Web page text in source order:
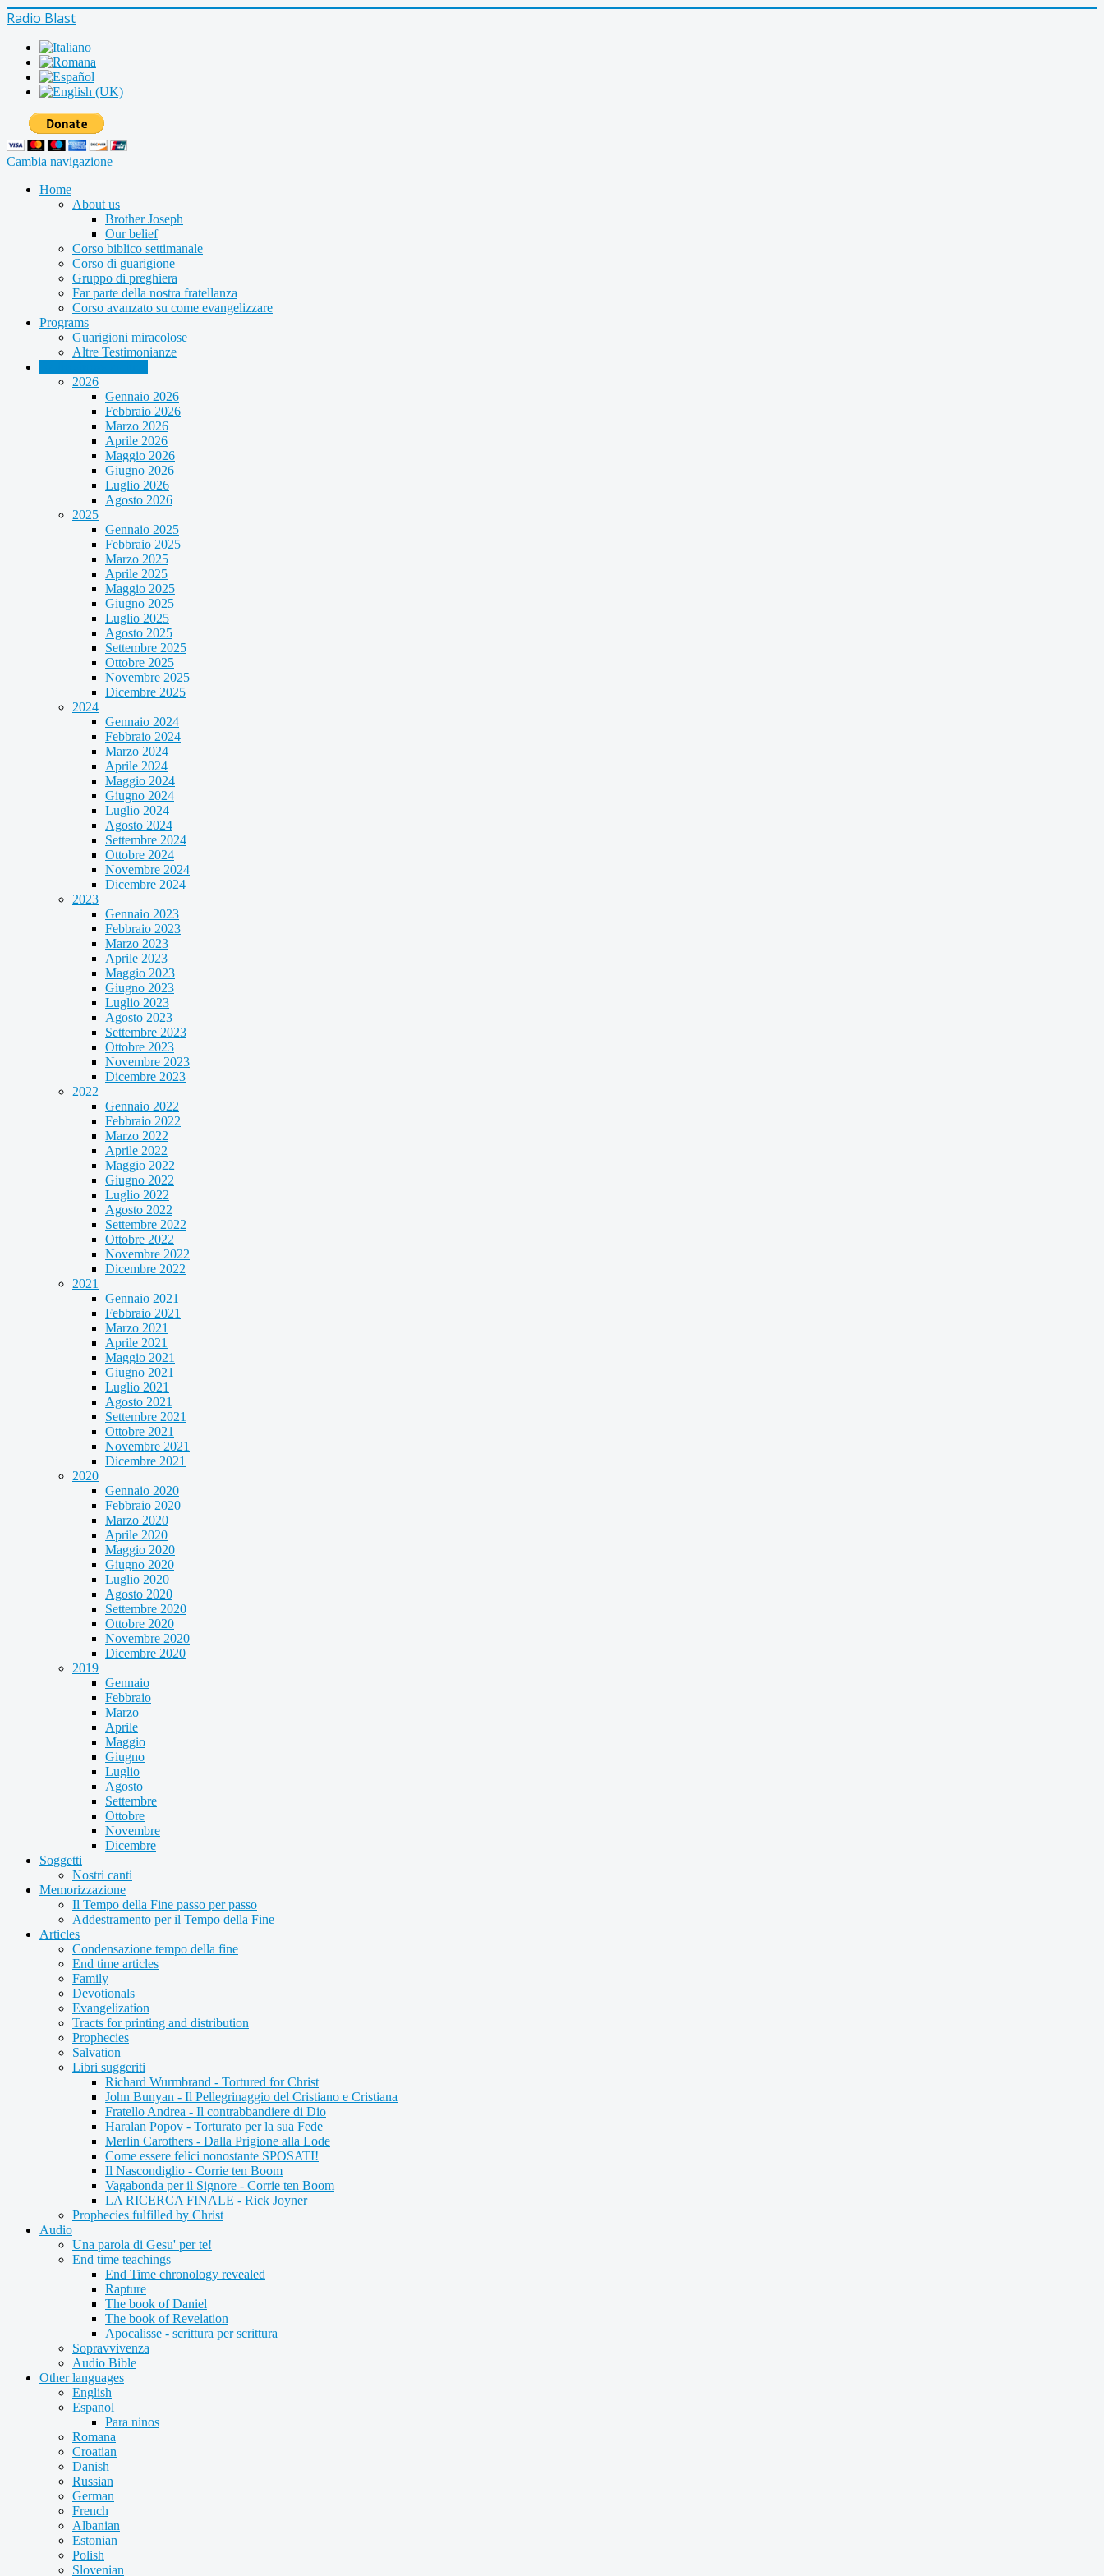
Radio Blast
Cambia navigazione
Home
About us
Brother Joseph
Our belief
Corso biblico settimanale
Corso di guarigione
Gruppo di preghiera
Far parte della nostra fratellanza
Corso avanzato su come evangelizzare
Programs
Guarigioni miracolose
Altre Testimonianze
2026
Gennaio 2026
Febbraio 2026
Marzo 2026
Aprile 2026
Maggio 2026
Giugno 2026
Luglio 2026
Agosto 2026
2025
Gennaio 2025
Febbraio 2025
Marzo 2025
Aprile 2025
Maggio 2025
Giugno 2025
Luglio 2025
Agosto 2025
Settembre 2025
Ottobre 2025
Novembre 2025
Dicembre 2025
2024
Gennaio 2024
Febbraio 2024
Marzo 2024
Aprile 2024
Maggio 2024
Giugno 2024
Luglio 2024
Agosto 2024
Settembre 2024
Ottobre 2024
Novembre 2024
Dicembre 2024
2023
Gennaio 2023
Febbraio 2023
Marzo 2023
Aprile 2023
Maggio 2023
Giugno 2023
Luglio 2023
Agosto 2023
Settembre 2023
Ottobre 2023
Novembre 2023
Dicembre 2023
2022
Gennaio 2022
Febbraio 2022
Marzo 2022
Aprile 2022
Maggio 2022
Giugno 2022
Luglio 2022
Agosto 2022
Settembre 2022
Ottobre 2022
Novembre 2022
Dicembre 2022
2021
Gennaio 2021
Febbraio 2021
Marzo 2021
Aprile 2021
Maggio 2021
Giugno 2021
Luglio 2021
Agosto 2021
Settembre 2021
Ottobre 2021
Novembre 2021
Dicembre 2021
2020
Gennaio 2020
Febbraio 2020
Marzo 2020
Aprile 2020
Maggio 2020
Giugno 2020
Luglio 2020
Agosto 2020
Settembre 2020
Ottobre 2020
Novembre 2020
Dicembre 2020
2019
Gennaio
Febbraio
Marzo
Aprile
Maggio
Giugno
Luglio
Agosto
Settembre
Ottobre
Novembre
Dicembre
Soggetti
Nostri canti
Memorizzazione
Il Tempo della Fine passo per passo
Addestramento per il Tempo della Fine
Articles
Condensazione tempo della fine
End time articles
Family
Devotionals
Evangelization
Tracts for printing and distribution
Prophecies
Salvation
Libri suggeriti
Richard Wurmbrand - Tortured for Christ
John Bunyan - Il Pellegrinaggio del Cristiano e Cristiana
Fratello Andrea - Il contrabbandiere di Dio
Haralan Popov - Torturato per la sua Fede
Merlin Carothers - Dalla Prigione alla Lode
Come essere felici nonostante SPOSATI!
Il Nascondiglio - Corrie ten Boom
Vagabonda per il Signore - Corrie ten Boom
LA RICERCA FINALE - Rick Joyner
Prophecies fulfilled by Christ
Audio
Una parola di Gesu' per te!
End time teachings
End Time chronology revealed
Rapture
The book of Daniel
The book of Revelation
Apocalisse - scrittura per scrittura
Sopravvivenza
Audio Bible
Other languages
English
Espanol
Para ninos
Romana
Croatian
Danish
Russian
German
French
Albanian
Estonian
Polish
Slovenian